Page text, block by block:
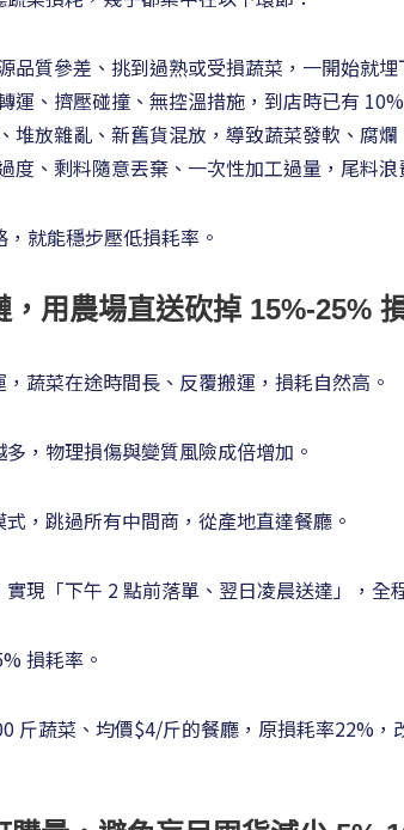
品質參差、挑到過熟或受損蔬菜，一開始就埋
運、擠壓碰撞、無控溫措施，到店時已有
堆放雜亂、新舊貨混放，導致蔬菜發軟、腐爛
度、剩料隨意丟棄、一次性加工過量，尾料浪
就能穩步壓低損耗率。
，用農場直送砍掉 15%-25%
蔬菜在途時間長、反覆搬運，損耗自然高。
，物理損傷與變質風險成倍增加。
式，跳過所有中間商，從產地直達餐廳。
實現「下午 2 點前落單、翌日凌晨送達」，
損耗率。
斤蔬菜、均價$4/斤的餐廳，原損耗率22%